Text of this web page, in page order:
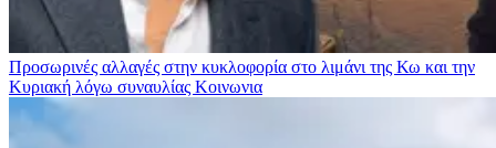
Προσωρινές αλλαγές στην κυκλοφορία στο λιμάνι της Κω και την
Κυριακή λόγω συναυλίας Κοινωνια